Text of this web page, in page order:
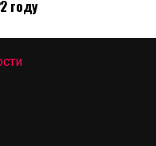
году